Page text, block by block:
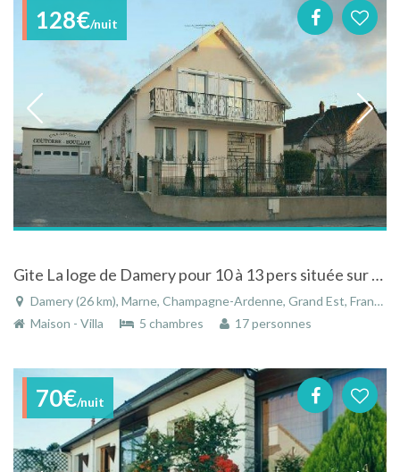
128€/nuit
Gite La loge de Damery pour 10 à 13 pers située sur une exploitation viticole à 10km d'Epernay
Damery (26 km), Marne, Champagne-Ardenne, Grand Est, France
Maison - Villa
5 chambres 17 personnes
70€/nuit